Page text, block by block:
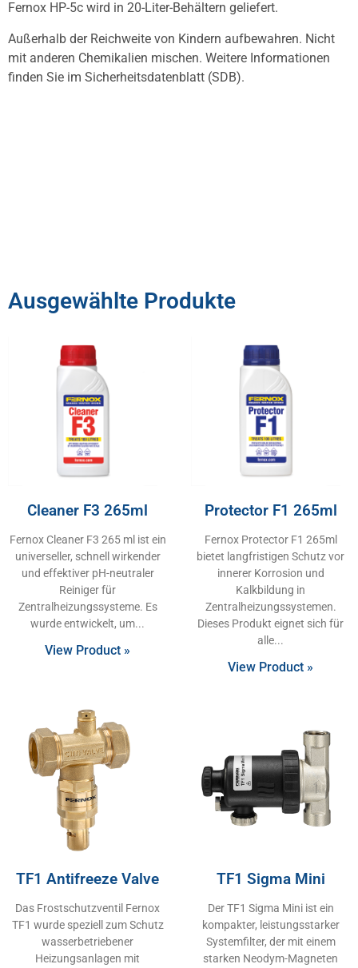
Fernox HP-5c wird in 20-Liter-Behältern geliefert.
Außerhalb der Reichweite von Kindern aufbewahren. Nicht
mit anderen Chemikalien mischen. Weitere Informationen
finden Sie im Sicherheitsdatenblatt (SDB).
Ausgewählte Produkte
Cleaner F3 265ml
Fernox Cleaner F3 265 ml ist ein
universeller, schnell wirkender
und effektiver pH-neutraler
Reiniger für
Zentralheizungssysteme. Es
wurde entwickelt, um
View Product »
Protector F1 265ml
Fernox Protector F1 265ml
bietet langfristigen Schutz vor
innerer Korrosion und
Kalkbildung in
Zentralheizungssystemen.
Dieses Produkt eignet sich für
alle
View Product »
TF1 Antifreeze Valve
Das Frostschutzventil Fernox
TF1 wurde speziell zum Schutz
wasserbetriebener
Heizungsanlagen mit
TF1 Sigma Mini
Der TF1 Sigma Mini ist ein
kompakter, leistungsstarker
Systemfilter, der mit einem
starken Neodym-Magneten